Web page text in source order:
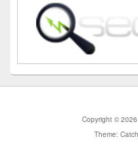
Copyright © 2026
Theme: